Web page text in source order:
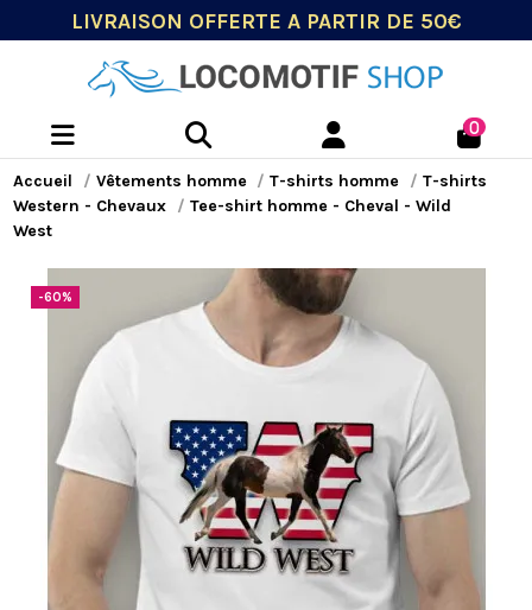
LIVRAISON OFFERTE A PARTIR DE 50€
0
Accueil Vêtements homme T-shirts homme
T-shirts
Western - Chevaux
Tee-shirt homme - Cheval - Wild
West
-60%